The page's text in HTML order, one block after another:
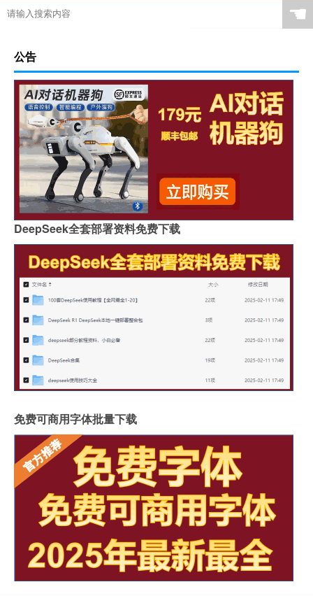
☚
公告
DeepSeek全套部署资料免费下载
免费可商用字体批量下载